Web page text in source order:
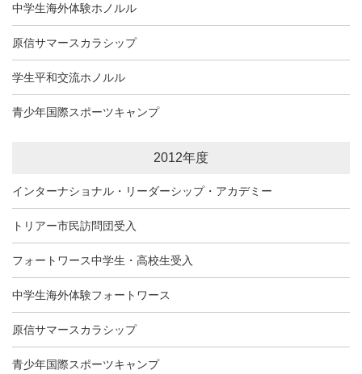
中学生海外体験ホノルル
原信サマースカラシップ
学生平和交流ホノルル
青少年国際スポーツキャンプ
2012年度
インターナショナル・リーダーシップ・アカデミー
トリアー市民訪問団受入
フォートワース中学生・高校生受入
中学生海外体験フォートワース
原信サマースカラシップ
青少年国際スポーツキャンプ